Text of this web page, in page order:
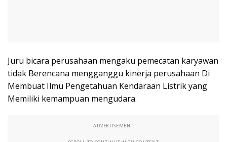
Juru bicara perusahaan mengaku pemecatan karyawan
tidak Berencana mengganggu kinerja perusahaan Di
Membuat Ilmu Pengetahuan Kendaraan Listrik yang
Memiliki kemampuan mengudara.
ADVERTISEMENT